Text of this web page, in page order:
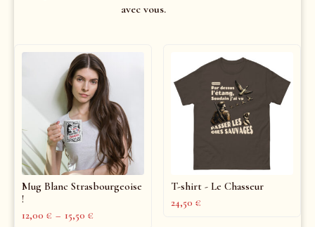
avec vous.
Mug Blanc Strasbourgeoise
!
12,00 € – 15,50 €
T-shirt - Le Chasseur
24,50 €